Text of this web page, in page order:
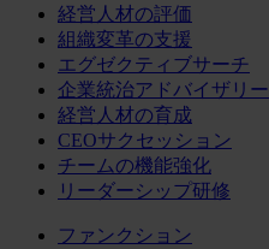
経営人材の評価
組織変革の支援
エグゼクティブサーチ
企業統治アドバイザリー
経営人材の育成
CEOサクセッション
チームの機能強化
リーダーシップ研修
ファンクション